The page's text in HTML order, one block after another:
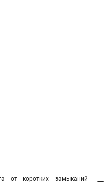
от коротких замыканий